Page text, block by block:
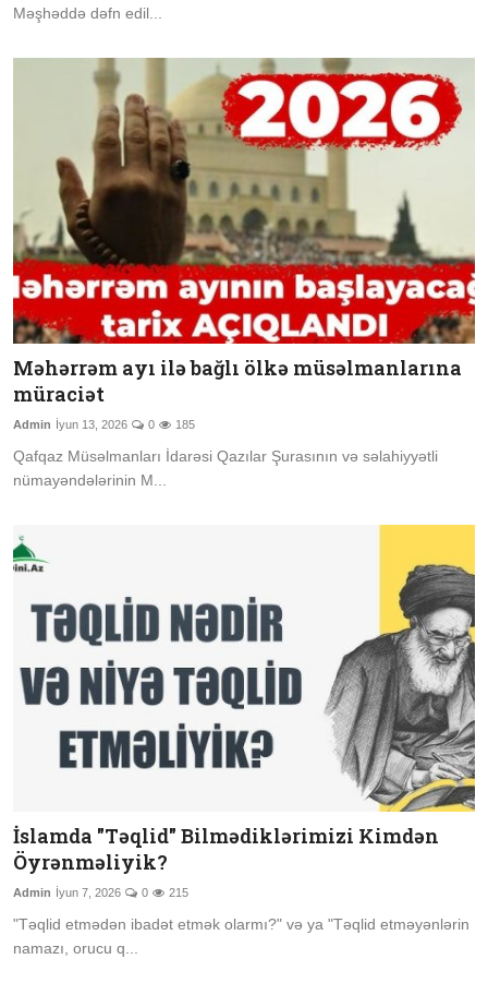
Məşhəddə dəfn edil...
Məhərrəm ayı ilə bağlı ölkə müsəlmanlarına
müraciət
Admin İyun 13, 2026 0 185
Qafqaz Müsəlmanları İdarəsi Qazılar Şurasının və səlahiyyətli
nümayəndələrinin M...
İslamda "Təqlid" Bilmədiklərimizi Kimdən
Öyrənməliyik?
Admin İyun 7, 2026 0 215
"Təqlid etmədən ibadət etmək olarmı?" və ya "Təqlid etməyənlərin
namazı, orucu q...